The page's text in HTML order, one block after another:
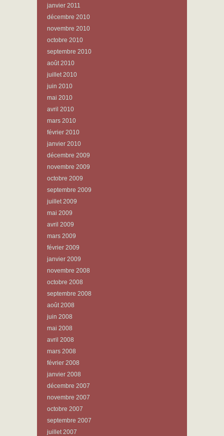
janvier 2011
décembre 2010
novembre 2010
octobre 2010
septembre 2010
août 2010
juillet 2010
juin 2010
mai 2010
avril 2010
mars 2010
février 2010
janvier 2010
décembre 2009
novembre 2009
octobre 2009
septembre 2009
juillet 2009
mai 2009
avril 2009
mars 2009
février 2009
janvier 2009
novembre 2008
octobre 2008
septembre 2008
août 2008
juin 2008
mai 2008
avril 2008
mars 2008
février 2008
janvier 2008
décembre 2007
novembre 2007
octobre 2007
septembre 2007
juillet 2007